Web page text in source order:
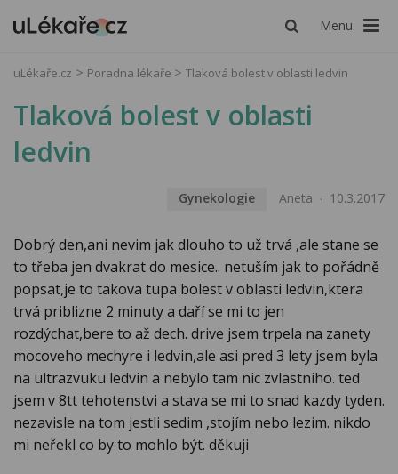
Menu
uLékaře.cz Poradna lékaře Tlaková bolest v oblasti ledvin
Tlaková bolest v oblasti
ledvin
Gynekologie Aneta 10.3.2017
Dobrý den,ani nevim jak dlouho to už trvá ,ale stane se
to třeba jen dvakrat do mesice.. netuším jak to pořádně
popsat,je to takova tupa bolest v oblasti ledvin,ktera
trvá priblizne 2 minuty a daří se mi to jen
rozdýchat,bere to až dech. drive jsem trpela na zanety
mocoveho mechyre i ledvin,ale asi pred 3 lety jsem byla
na ultrazvuku ledvin a nebylo tam nic zvlastniho. ted
jsem v 8tt tehotenstvi a stava se mi to snad kazdy tyden.
nezavisle na tom jestli sedim ,stojím nebo lezim. nikdo
mi neřekl co by to mohlo být. děkuji